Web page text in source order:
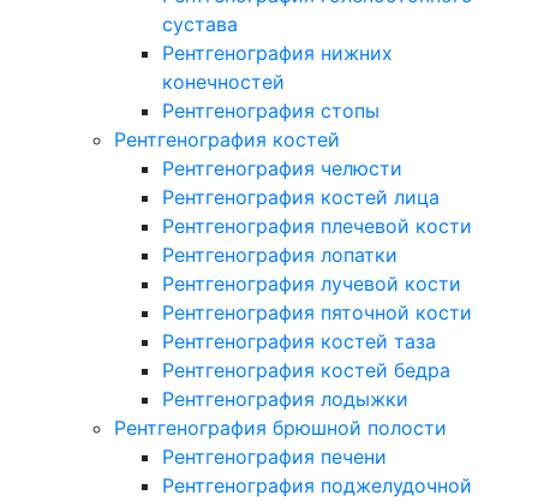
сустава
Рентгенография нижних
конечностей
Рентгенография стопы
Рентгенография костей
Рентгенография челюсти
Рентгенография костей лица
Рентгенография плечевой кости
Рентгенография лопатки
Рентгенография лучевой кости
Рентгенография пяточной кости
Рентгенография костей таза
Рентгенография костей бедра
Рентгенография лодыжки
Рентгенография брюшной полости
Рентгенография печени
Рентгенография поджелудочной